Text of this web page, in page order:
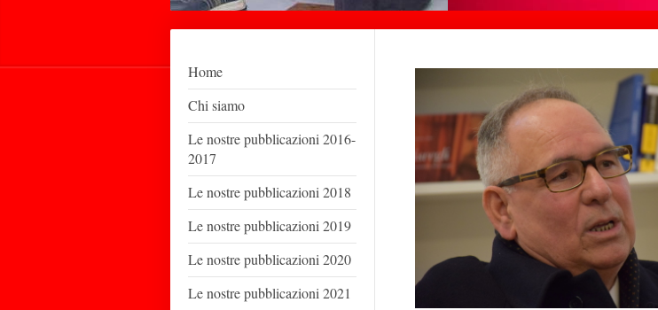
Home
Chi siamo
Le nostre pubblicazioni 2016-
2017
Le nostre pubblicazioni 2018
Le nostre pubblicazioni 2019
Le nostre pubblicazioni 2020
Le nostre pubblicazioni 2021